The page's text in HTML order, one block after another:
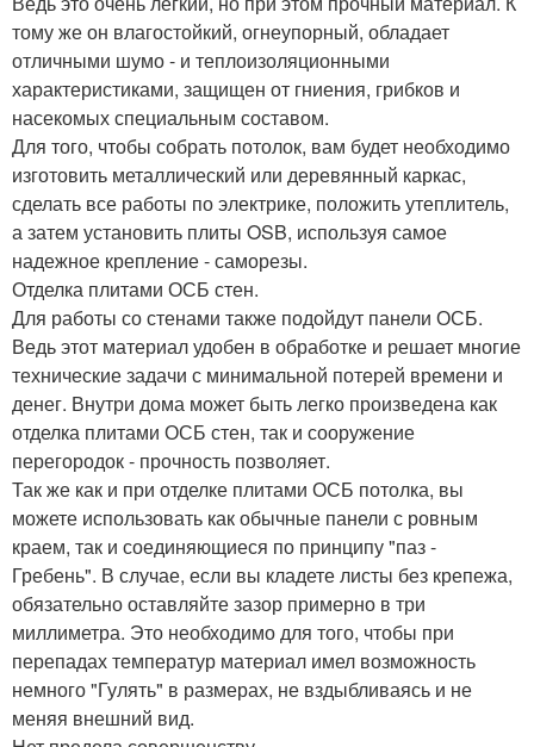
тому же он влагостойкий, огнеупорный, обладает
отличными шумо - и теплоизоляционными
характеристиками, защищен от гниения, грибков и
насекомых специальным составом.
Для того, чтобы собрать потолок, вам будет необходимо
изготовить металлический или деревянный каркас,
сделать все работы по электрике, положить утеплитель,
а затем установить плиты OSB, используя самое
надежное крепление - саморезы.
Отделка плитами ОСБ стен.
Для работы со стенами также подойдут панели ОСБ.
Ведь этот материал удобен в обработке и решает многие
технические задачи с минимальной потерей времени и
денег. Внутри дома может быть легко произведена как
отделка плитами ОСБ стен, так и сооружение
перегородок - прочность позволяет.
Так же как и при отделке плитами ОСБ потолка, вы
можете использовать как обычные панели с ровным
краем, так и соединяющиеся по принципу "паз -
Гребень". В случае, если вы кладете листы без крепежа,
обязательно оставляйте зазор примерно в три
миллиметра. Это необходимо для того, чтобы при
перепадах температур материал имел возможность
немного "Гулять" в размерах, не вздыбливаясь и не
меняя внешний вид.